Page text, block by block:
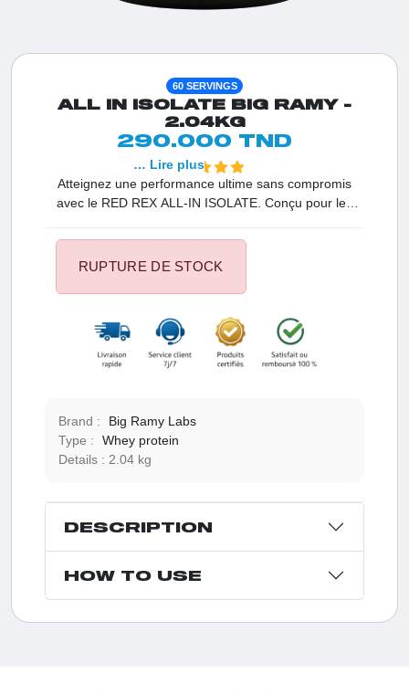
60 SERVINGS
ALL IN ISOLATE BIG RAMY -
2.04KG
290.000 TND
Atteignez une performance ultime sans compromis
avec le RED REX ALL-IN ISOLATE. Conçu pour les
maximale combine trois sources d'isolats pour nourrir
vos muscles avec une précision absolue, garantissant
ultra-rapide.
… Lire plus
RUPTURE DE STOCK
Brand :
Big Ramy Labs
Type :
Whey protein
Details :
2.04 kg
DESCRIPTION
HOW TO USE